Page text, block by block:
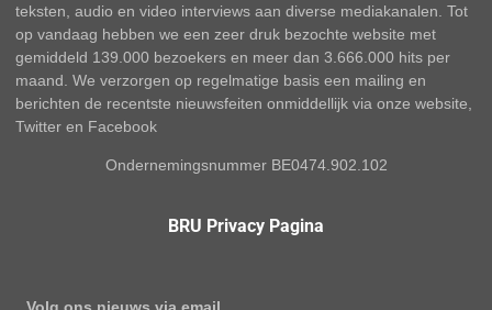
teksten, audio en video interviews aan diverse mediakanalen. Tot
op vandaag hebben we een zeer druk bezochte website met
gemiddeld 139.000 bezoekers en meer dan 3.666.000 hits per
maand. We verzorgen op regelmatige basis een mailing en
berichten de recentste nieuwsfeiten onmiddellijk via onze website,
Twitter en Facebook
Ondernemingsnummer BE0474.902.102
BRU Privacy Pagina